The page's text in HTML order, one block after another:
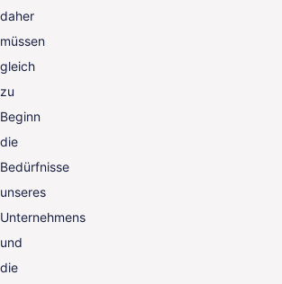
daher
müssen
gleich
zu
Beginn
die
Bedürfnisse
unseres
Unternehmens
und
die